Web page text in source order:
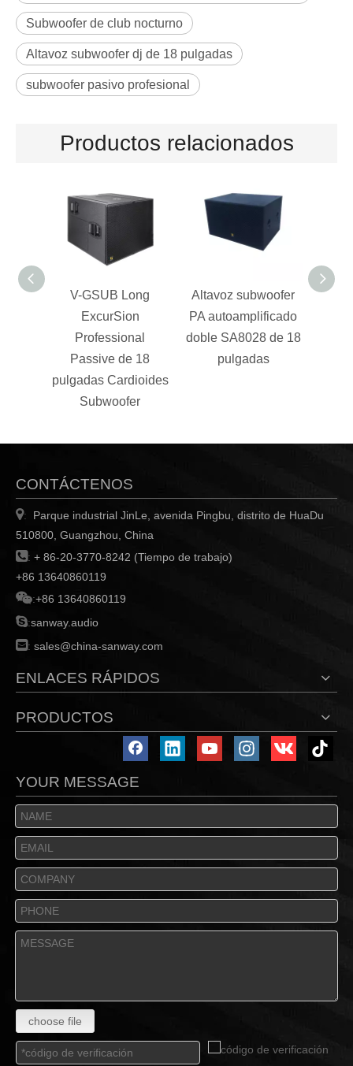
Subwoofer de club nocturno
Altavoz subwoofer dj de 18 pulgadas
subwoofer pasivo profesional
Productos relacionados
V-GSUB Long
ExcurSion
Professional
Passive de 18
pulgadas Cardioides
Subwoofer
Altavoz subwoofer
PA autoamplificado
doble SA8028 de 18
pulgadas
B18
CONTÁCTENOS
:
Parque industrial JinLe, avenida Pingbu, distrito de HuaDu
510800, Guangzhou, China
: + 86-20-3770-8242 (Tiempo de trabajo)
+86 13640860119
:+86 13640860119
:sanway.audio
: sales@china-sanway.com
ENLACES RÁPIDOS
PRODUCTOS
YOUR MESSAGE
choose file